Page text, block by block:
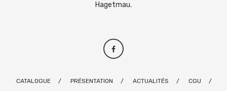
Hagetmau.
CATALOGUE PRÉSENTATION ACTUALITÉS
CGU